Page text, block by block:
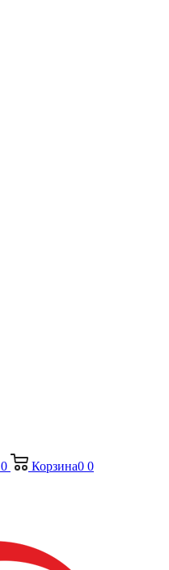
0 Корзина0 0